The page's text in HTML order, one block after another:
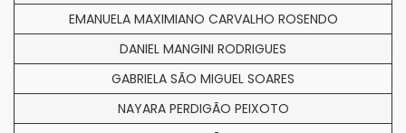
EMANUELA MAXIMIANO CARVALHO ROSENDO
DANIEL MANGINI RODRIGUES
GABRIELA SÃO MIGUEL SOARES
NAYARA PERDIGÃO PEIXOTO